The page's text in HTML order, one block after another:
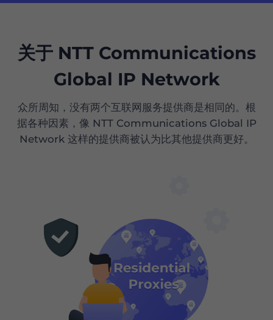
关于 NTT Communications
Global IP Network
众所周知，没有两个互联网服务提供商是相同的。根
据各种因素，像 NTT Communications Global IP
Network 这样的提供商被认为比其他提供商更好。